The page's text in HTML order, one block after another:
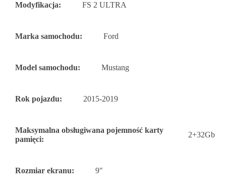
Modyfikacja: FS 2 ULTRA
Marka samochodu: Ford
Model samochodu: Mustang
Rok pojazdu: 2015-2019
Maksymalna obsługiwana pojemność karty
pamięci:
2+32Gb
Rozmiar ekranu: 9"